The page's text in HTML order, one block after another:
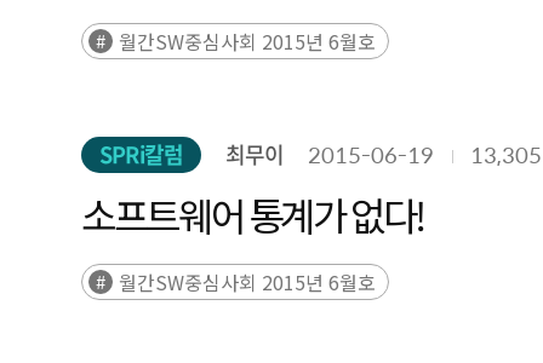
월간SW중심사회 2015년 6월호
SPRi칼럼 최무이 2015-06-19 13,305
소프트웨어 통계가 없다!
월간SW중심사회 2015년 6월호